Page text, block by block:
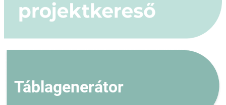
Táblagenerátor